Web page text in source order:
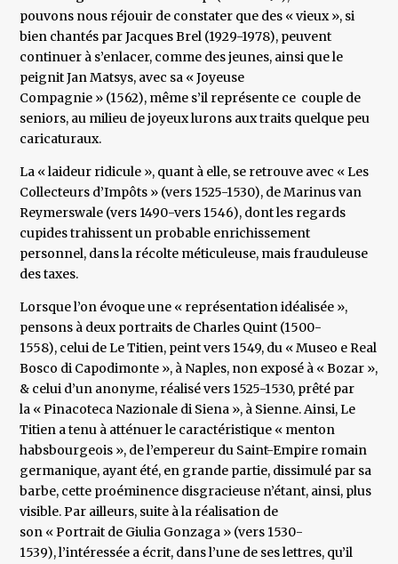
pouvons nous réjouir de constater que des « vieux », si
bien chantés par Jacques Brel (1929-1978), peuvent
continuer à s’enlacer, comme des jeunes, ainsi que le
peignit Jan Matsys, avec sa « Joyeuse
Compagnie » (1562), même s’il représente ce couple de
seniors, au milieu de joyeux lurons aux traits quelque peu
caricaturaux.
La « laideur ridicule », quant à elle, se retrouve avec « Les
Collecteurs d’Impôts » (vers 1525-1530), de Marinus van
Reymerswale (vers 1490-vers 1546), dont les regards
cupides trahissent un probable enrichissement
personnel, dans la récolte méticuleuse, mais frauduleuse
des taxes.
Lorsque l’on évoque une « représentation idéalisée »,
pensons à deux portraits de Charles Quint (1500-
1558), celui de Le Titien, peint vers 1549, du « Museo e Real
Bosco di Capodimonte », à Naples, non exposé à « Bozar »,
& celui d’un anonyme, réalisé vers 1525-1530, prêté par
la « Pinacoteca Nazionale di Siena », à Sienne. Ainsi, Le
Titien a tenu à atténuer le caractéristique « menton
habsbourgeois », de l’empereur du Saint-Empire romain
germanique, ayant été, en grande partie, dissimulé par sa
barbe, cette proéminence disgracieuse n’étant, ainsi, plus
visible. Par ailleurs, suite à la réalisation de
son « Portrait de Giulia Gonzaga » (vers 1530-
1539), l’intéressée a écrit, dans l’une de ses lettres, qu’il